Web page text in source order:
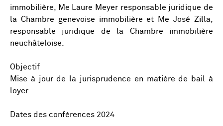
immobilière, Me Laure Meyer responsable juridique de
la Chambre genevoise immobilière et Me José Zilla,
responsable juridique de la Chambre immobilière
neuchâteloise.
Objectif
Mise à jour de la jurisprudence en matière de bail à
loyer.
Dates des conférences 2024